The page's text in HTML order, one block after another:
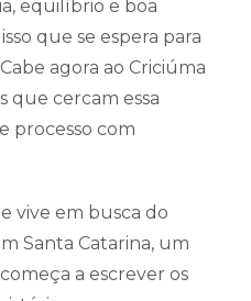
equilíbrio e boa
que se espera para
agora ao Criciúma
que cercam essa
processo com
vive em busca do
Santa Catarina, um
a escrever os